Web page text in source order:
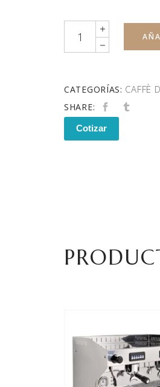
CATEGORÍAS: CAFFÈ
SHARE:
Cotizar
LEER MÁS